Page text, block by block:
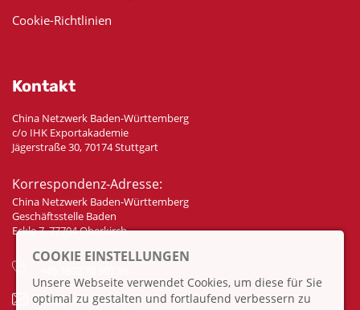
Cookie-Richtlinien
Kontakt
China Netzwerk Baden-Württemberg
c/o IHK Exportakademie
Jägerstraße 30, 70174 Stuttgart
Korrespondenz-Adresse:
China Netzwerk Baden-Württemberg
Geschäftsstelle Baden
Eckle 7, 77704 Oberkirch
info@china-bw.net
COOKIE EINSTELLUNGEN
Unsere Webseite verwendet Cookies, um diese für Sie
optimal zu gestalten und fortlaufend verbessern zu